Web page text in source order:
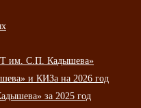
им. С.П. Кадышева»
и КИЗа на 2026 год
за 2025 год